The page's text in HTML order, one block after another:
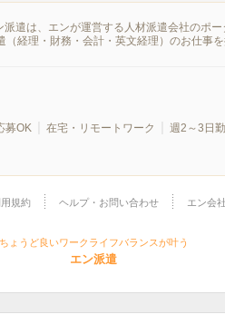
遣は、エンが運営する人材派遣会社のポ
経理・財務・会計・英文経理）のお仕事を
募OK 在宅・リモートワーク 週2～3日
用規約 ヘルプ・お問い合わせ エン会
ちょうど良いワークライフバランスが叶う
エン派遣